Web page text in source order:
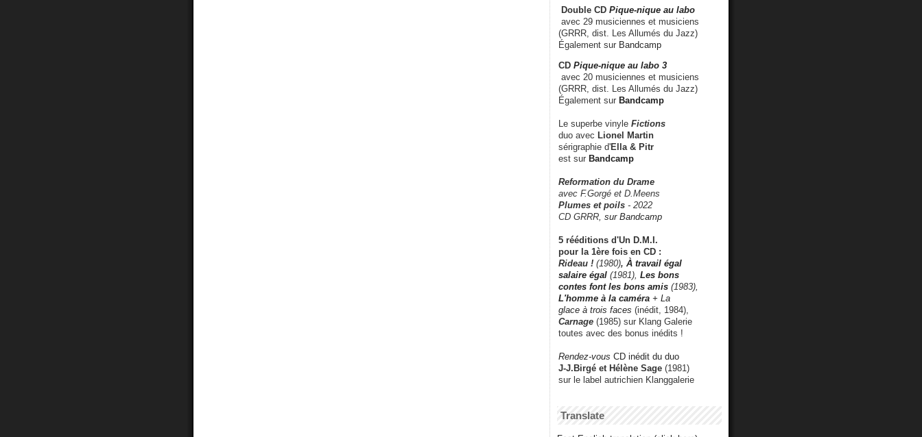
Double CD Pique-nique au labo
avec 29 musiciennes et musiciens
(GRRR, dist. Les Allumés du Jazz)
Également sur Bandcamp
CD Pique-nique au labo 3
avec 20 musiciennes et musiciens
(GRRR, dist. Les Allumés du Jazz)
Également sur Bandcamp
Le superbe vinyle Fictions
duo avec Lionel Martin
sérigraphie d'Ella & Pitr
est sur Bandcamp
Reformation du Drame
avec F.Gorgé et D.Meens
Plumes et poils - 2022
CD GRRR, sur Bandcamp
5 rééditions d'Un D.M.I.
pour la 1ère fois en CD :
Rideau ! (1980), À travail égal
salaire égal (1981), Les bons
contes font les bons amis (1983),
L'homme à la caméra + La
glace à trois faces (inédit, 1984),
Carnage (1985) sur Klang Galerie
toutes avec des bonus inédits !
Rendez-vous CD inédit du duo
J-J.Birgé et Hélène Sage (1981)
sur le label autrichien Klanggalerie
Translate